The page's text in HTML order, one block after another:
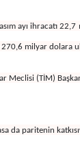
ayı ihracatı 22,7
milyar dolara
Meclisi (TİM)
paritenin